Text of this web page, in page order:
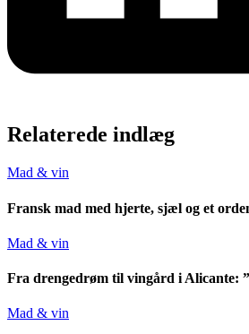
Relaterede indlæg
Mad & vin
Fransk mad med hjerte, sjæl og et
Mad & vin
Fra drengedrøm til vingård i Alicante:
Mad & vin